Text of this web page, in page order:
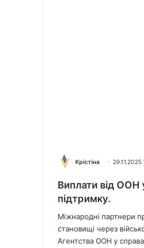
Крістіна 29.11.2025
Виплати від ООН
підтримку.
Міжнародні партнери
становищі через
Агентства ООН у